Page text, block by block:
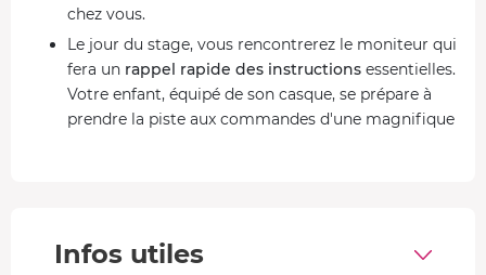
chez vous.
Le jour du stage, vous rencontrerez le moniteur qui
fera un rappel rapide des instructions essentielles.
Votre enfant, équipé de son casque, se prépare à
prendre la piste aux commandes d'une magnifique
sections techniques du circuit.
Infos utiles